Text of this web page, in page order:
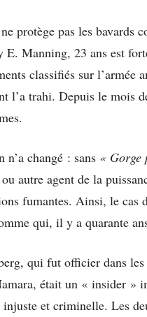
protège pas les bavards
E. Manning, 23 ans est
classifiés sur l’armée
l’a trahi. Depuis le mois
changé : sans « Gorge
autre agent de la
fumantes. Ainsi, le
qui, il y a quarante
qui fut officier dans
était un « insider »
et criminelle. Les